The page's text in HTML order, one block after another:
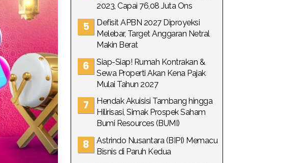
2023, Capai 76,08 Juta Ons
Defisit APBN 2027 Diproyeksi
Melebar, Target Anggaran Netral
Makin Berat
Siap-Siap! Rumah Kontrakan &
Sewa Properti Akan Kena Pajak
Mulai Tahun 2027
Hendak Akuisisi Tambang hingga
Hilirisasi, Simak Prospek Saham
Bumi Resources (BUMI)
Astrindo Nusantara (BIPI) Memacu
Bisnis di Paruh Kedua